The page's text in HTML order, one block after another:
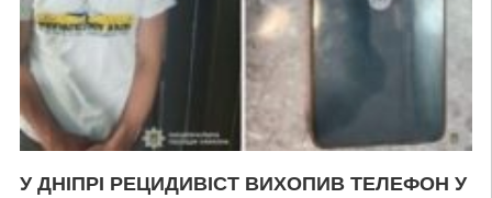
У ДНІПРІ РЕЦИДИВІСТ ВИХОПИВ ТЕЛЕФОН У